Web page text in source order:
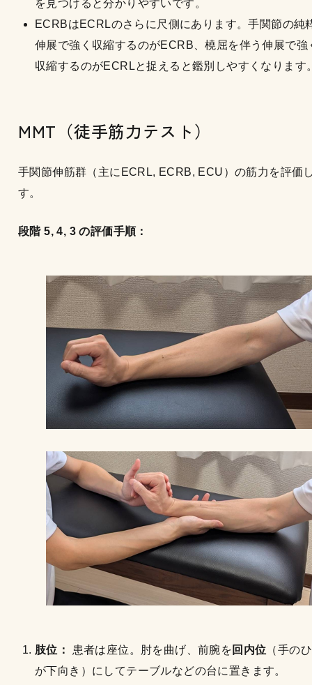
を見つけると分かりやすいです。
ECRBはECRLのさらに尺側にあります。手関節の純
伸展で強く収縮するのがECRB、橈屈を伴う伸展で強
収縮するのがECRLと捉えると鑑別しやすくなります
MMT（徒手筋力テスト）
手関節伸筋群（主にECRL, ECRB, ECU）の筋力を評価
す。
段階 5, 4, 3 の評価手順：
肢位： 患者は座位。肘を曲げ、前腕を 回内位 （手の
が下向き）にしてテーブルなどの台に置きます。